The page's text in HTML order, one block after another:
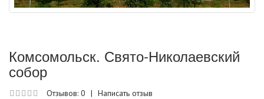
Комсомольск. Свято-Николаевский
собор
Отзывов: 0 | Написать отзыв